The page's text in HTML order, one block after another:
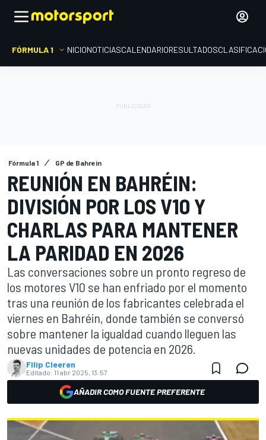
FÓRMULA 1 INICIONOTICIASCALENDARIORESULTADOS
Fórmula 1 GP de Bahrein
REUNIÓN EN BAHRÉIN:
DIVISIÓN POR LOS V10 Y
CHARLAS PARA MANTENER
LA PARIDAD EN 2026
Las conversaciones sobre un pronto regreso de
los motores V10 se han enfriado por el momento
tras una reunión de los fabricantes celebrada el
viernes en Bahréin, donde también se conversó
sobre mantener la igualdad cuando lleguen las
nuevas unidades de potencia en 2026.
Filip Cleeren
Editado: 11 abr 2025, 13:57
AÑADIR COMO FUENTE PREFERENTE